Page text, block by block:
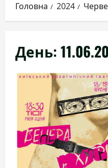
Головна 2024
День: